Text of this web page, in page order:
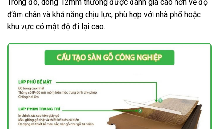
Trong đó, dòng 12mm thường được đánh giá cao hơn về độ
đầm chân và khả năng chịu lực, phù hợp với nhà phố hoặc
khu vực có mật độ đi lại cao.